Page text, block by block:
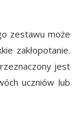
zestawu może
zakłopotanie.
jest
uczniów lub